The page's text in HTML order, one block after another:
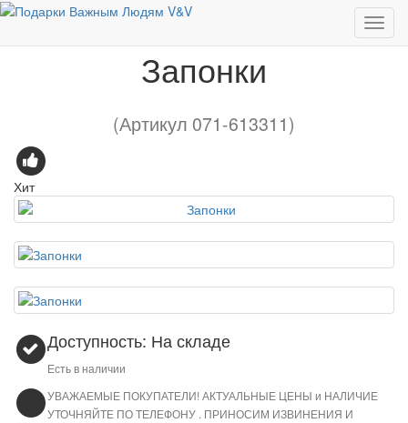
Запонки
(Артикул 071-613311)
Хит
Доступность: На складе
Есть в наличии
УВАЖАЕМЫЕ ПОКУПАТЕЛИ! АКТУАЛЬНЫЕ ЦЕНЫ и НАЛИЧИЕ
УТОЧНЯЙТЕ ПО ТЕЛЕФОНУ . ПРИНОСИМ ИЗВИНЕНИЯ И